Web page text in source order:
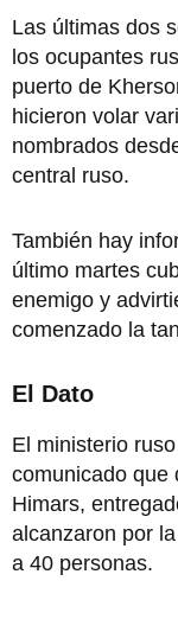
Las últimas dos
los ocupantes
puerto de
hicieron volar
nombrados
central ruso.
También hay
último martes
enemigo y
comenzado la
El Dato
El ministerio
comunicado que
Himars,
alcanzaron por
a 40 personas.